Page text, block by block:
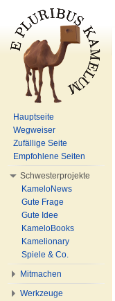
Hauptseite
Wegweiser
Zufällige Seite
Empfohlene Seiten
Schwesterprojekte
KameloNews
Gute Frage
Gute Idee
KameloBooks
Kamelionary
Spiele & Co.
Mitmachen
Werkzeuge